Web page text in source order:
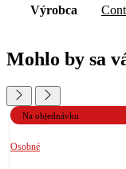
Výrobca
Mohlo by sa
Na objednávku
Osobné